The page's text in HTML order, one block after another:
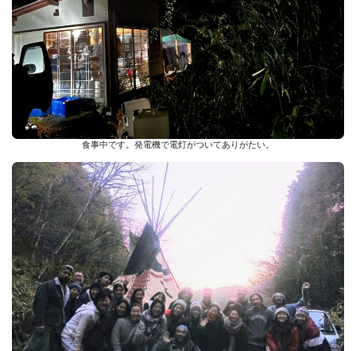
食事中です。発電機で電灯がついてありがたい。